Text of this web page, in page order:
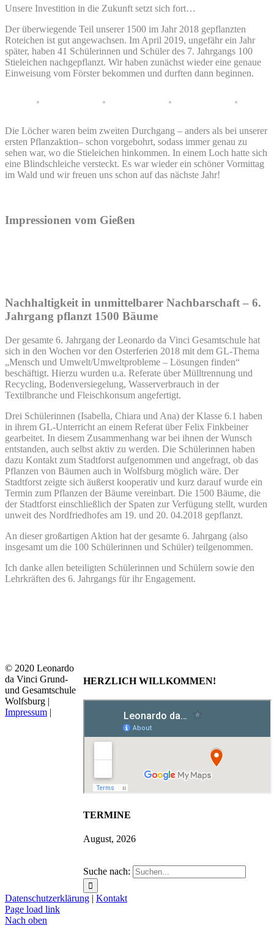
Unsere Investition in die Zukunft setzt sich fort…
Der überwiegende Teil unserer 1500 im Jahr 2018 gepflanzten
Roteichen ist gut angewachsen. Im April 2019, ungefähr ein Jahr
später, haben 41 Schülerinnen und Schüler des 7. Jahrgangs 100
Stieleichen nachgepflanzt. Wir haben zunächst wieder eine genaue
Einweisung vom Förster bekommen und durften dann beginnen.
Die Löcher waren beim zweiten Durchgang – anders als bei unserer
ersten Pflanzaktion– schon vorgebohrt, sodass immer genau zu
sehen war, wo die Stieleichen hinkommen. In einem Loch hatte sich
eine Blindschleiche versteckt. Es war wieder ein schöner Vormittag
im Wald und wir freuen uns schon auf das nächste Jahr!
Impressionen vom Gießen
Nachhaltigkeit in unmittelbarer Nachbarschaft – 6.
Jahrgang pflanzt 1500 Bäume
Der gesamte 6. Jahrgang der Leonardo da Vinci Gesamtschule hat
sich in den Wochen vor den Osterferien 2018 mit dem GL-Thema
„Mensch und Umwelt/Umweltprobleme – Lösungen finden“
beschäftigt. Hierzu wurden u.a. Referate über Mülltrennung und
Recycling, Bodenversiegelung, Wasserverbrauch in der
Textilbranche und Fleischkonsum angefertigt.
Drei Schülerinnen (Isabella, Chiara und Ana) der Klasse 6.1 haben
in ihrem GL-Unterricht an einem Referat über Felix Finkbeiner
gearbeitet. In diesem Zusammenhang war bei ihnen der Wunsch
entstanden, auch selbst aktiv zu werden. Die Schülerinnen haben
dazu Kontakt zum Stadtforst aufgenommen und angefragt, ob das
Pflanzen von Bäumen auch in Wolfsburg möglich wäre. Der
Stadtforst zeigte sich äußerst kooperativ und kurz darauf wurde ein
Termin zum Pflanzen der Bäume vereinbart. Die 1500 Bäume, die
der Stadtforst einschließlich der Spaten zur Verfügung stellt, wurden
unweit des Nordfriedhofes am 19. und 20. 04.2018 gepflanzt.
An dieser großartigen Aktion hat der gesamte 6. Jahrgang (also
insgesamt um die 100 Schülerinnen und Schüler) teilgenommen.
Ich danke allen beteiligten Schülerinnen und Schülern sowie den
Lehrkräften des 6. Jahrgangs für ihr Engagement.
HERZLICH WILLKOMMEN!
TERMINE
August, 2026
Suche nach:
© 2020 Leonardo
da Vinci Grund-
und Gesamtschule
Wolfsburg |
Impressum |
Datenschutzerklärung | Kontakt
Page load link
Nach oben